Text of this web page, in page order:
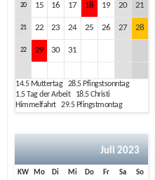
20 15 16 17 18 19 20 21
21 22 23 24 25 26 27 28
22 29 30 31
14.5Muttertag 28.5Pfingstsonntag
1.5Tag der Arbeit 18.5Christi
Himmelfahrt 29.5Pfingstmontag
Juli 2023
KW Mo Di Mi Do Fr Sa So